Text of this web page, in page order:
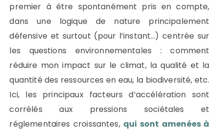
premier à être spontanément pris en compte,
dans une logique de nature principalement
défensive et surtout (pour l’instant…) centrée sur
les questions environnementales : comment
réduire mon impact sur le climat, la qualité et la
quantité des ressources en eau, la biodiversité, etc.
Ici, les principaux facteurs d’accélération sont
corrélés aux pressions sociétales et
réglementaires croissantes, qui sont amenées à